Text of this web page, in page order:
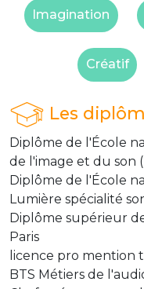
Imagination
Créatif
Les
Diplôme de l'École
de l'image et du son
Diplôme de l'École
Lumière spécialité
Diplôme supérieur
Paris
licence pro mention
BTS Métiers de